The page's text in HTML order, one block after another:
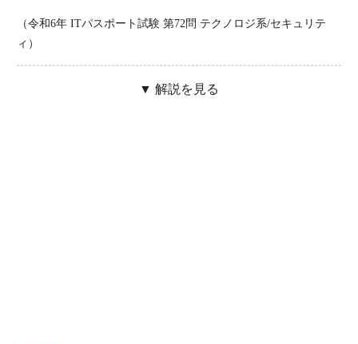
（令和6年 ITパスポート試験 第72問 テクノロジ系/セキュリテ
ィ）
▼ 解説を見る